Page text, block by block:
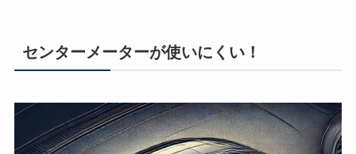
センターメーターが使いにくい！